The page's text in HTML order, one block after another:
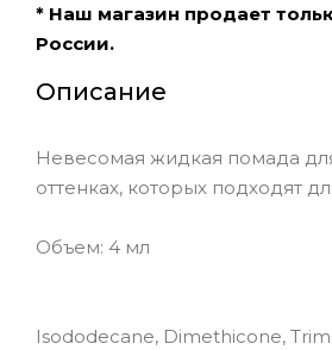
* Наш магазин продает
России.
Описание
Невесомая жидкая помада
оттенках, которых подходят
Объем: 4 мл
Isododecane, Dimethicone,